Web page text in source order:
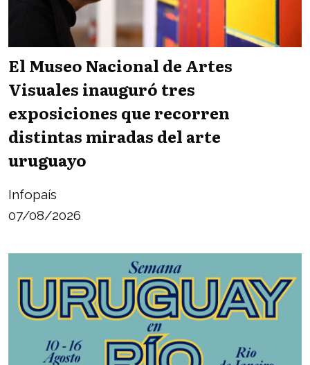
El Museo Nacional de Artes
Visuales inauguró tres
exposiciones que recorren
distintas miradas del arte
uruguayo
Infopaís
07/08/2026